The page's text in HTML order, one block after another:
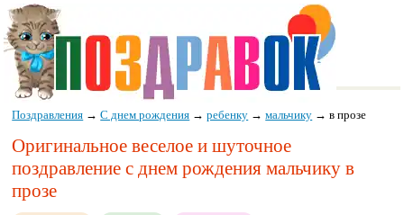
Поздравления →С днем рождения →ребенку →мальчику →в прозе
Оригинальное веселое и шуточное
поздравление с днем рождения мальчику в
прозе